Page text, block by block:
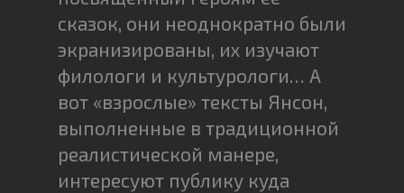
сказок, они неоднократно были
экранизированы, их изучают
филологи и культурологи… А
вот «взрослые» тексты Янсон,
выполненные в традиционной
реалистической манере,
интересуют публику куда